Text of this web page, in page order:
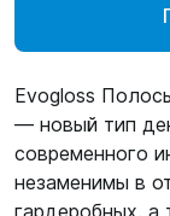
Evogloss
— новый тип
современного
незаменимы в
гардеробных,